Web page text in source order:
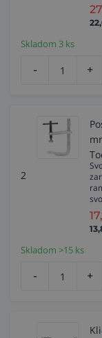
Skladom 3 ks
- +
2
Skladom >15 ks
- +